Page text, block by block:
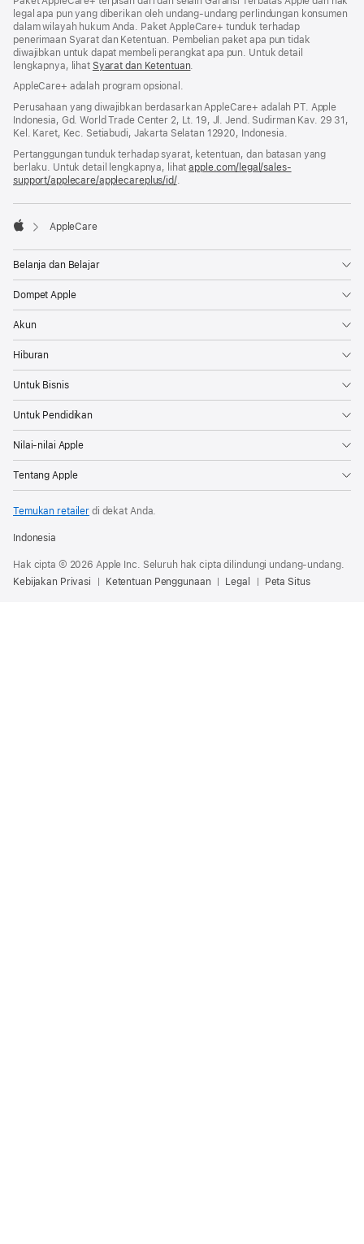
legal apa pun yang diberikan oleh undang-undang perlindungan konsumen
dalam wilayah hukum Anda. Paket AppleCare+ tunduk terhadap
penerimaan Syarat dan Ketentuan. Pembelian paket apa pun tidak
diwajibkan untuk dapat membeli perangkat apa pun. Untuk detail
lengkapnya, lihat Syarat dan Ketentuan
AppleCare+ adalah program opsional.
Perusahaan yang diwajibkan berdasarkan AppleCare+ adalah PT. Apple
Indonesia, Gd. World Trade Center 2, Lt. 19, Jl. Jend. Sudirman Kav. 29 31,
Kel. Karet, Kec. Setiabudi, Jakarta Selatan 12920, Indonesia.
Pertanggungan tunduk terhadap syarat, ketentuan, dan batasan yang
berlaku. Untuk detail lengkapnya, lihatapple.com/legal/sales-
support/applecare/applecareplus/id/.

AppleCare
Belanja dan Belajar
Dompet Apple
Akun
Hiburan
Untuk Bisnis
Untuk Pendidikan
Nilai-nilai Apple
Tentang Apple
Temukan retailer di dekat Anda.
Indonesia
Hak cipta © 2026 Apple Inc. Seluruh hak cipta dilindungi undang-undang.
Kebijakan Privasi
Ketentuan Penggunaan Legal Peta Situs